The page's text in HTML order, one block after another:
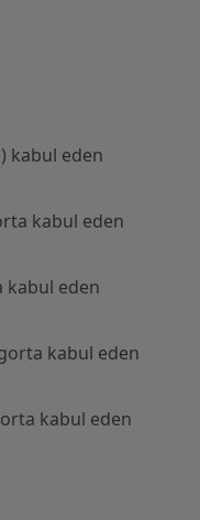
kabul eden
kabul eden
kabul eden
kabul eden
kabul eden